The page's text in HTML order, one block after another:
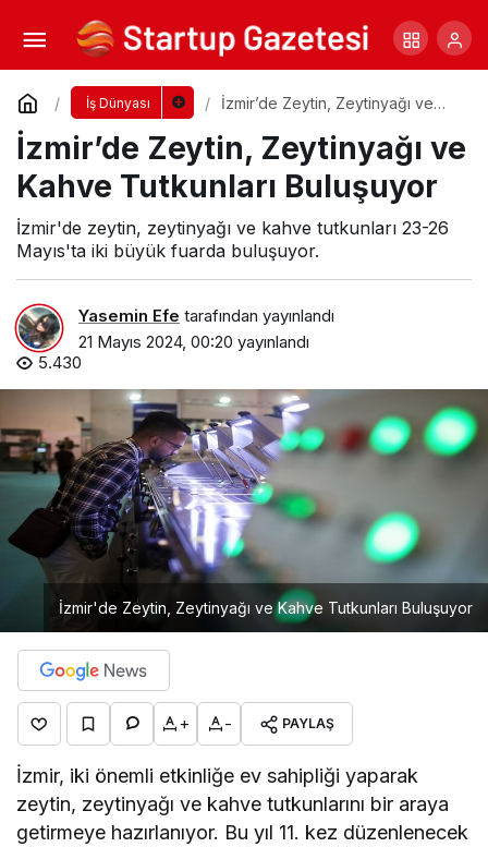
İş Dünyası
İzmir’de Zeytin, Zeytinyağı ve
İzmir’de Zeytin, Zeytinyağı ve
Kahve Tutkunları Buluşuyor
İzmir'de zeytin, zeytinyağı ve kahve tutkunları 23-26
Mayıs'ta iki büyük fuarda buluşuyor.
Yasemin Efe tarafından yayınlandı
21 Mayıs 2024, 00:20 yayınlandı
5.430
İzmir'de Zeytin, Zeytinyağı ve Kahve Tutkunları Buluşuyor
+ - PAYLAŞ
İzmir, iki önemli etkinliğe ev sahipliği yaparak
zeytin, zeytinyağı ve kahve tutkunlarını bir araya
getirmeye hazırlanıyor. Bu yıl 11. kez düzenlenecek
Adel Kalemcilik: Çin’de Büyüyor
Yorum Yap Paylaş